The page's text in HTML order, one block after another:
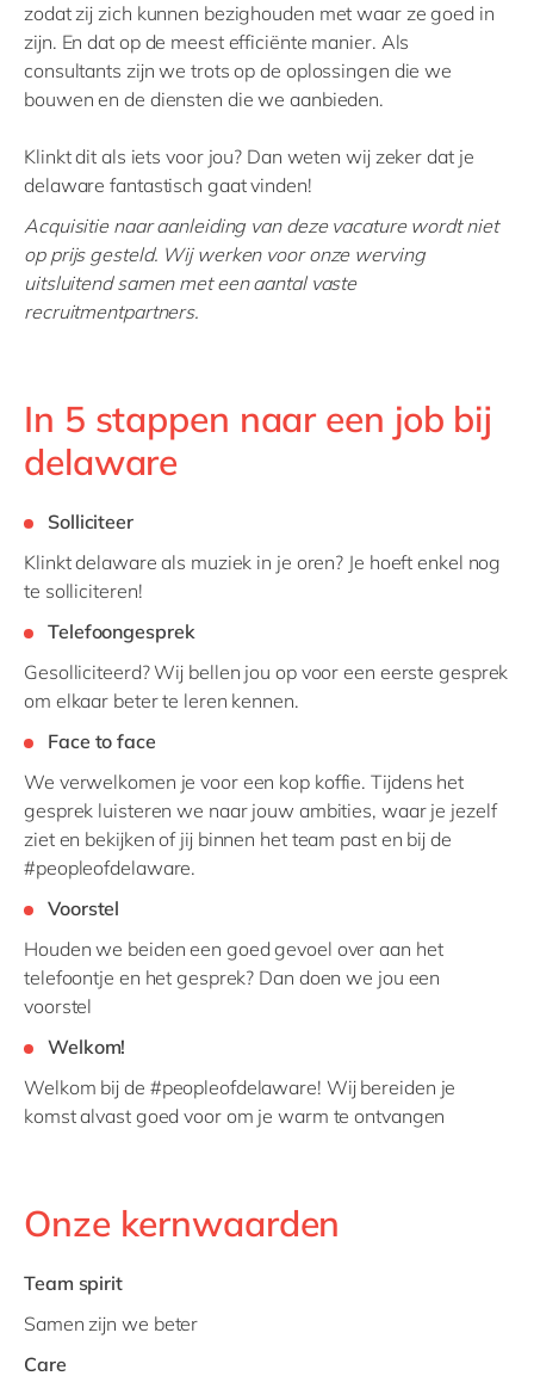
zodat zij zich kunnen bezighouden met waar ze goed in
zijn. En dat op de meest efficiënte manier. Als
consultants zijn we trots op de oplossingen die we
bouwen en de diensten die we aanbieden.
Klinkt dit als iets voor jou? Dan weten wij zeker dat je
delaware fantastisch gaat vinden!
Acquisitie naar aanleiding van deze vacature wordt niet
op prijs gesteld. Wij werken voor onze werving
uitsluitend samen met een aantal vaste
recruitmentpartners.
In 5 stappen naar een job bij
delaware
Solliciteer
Klinkt delaware als muziek in je oren? Je hoeft enkel nog
te solliciteren!
Telefoongesprek
Gesolliciteerd? Wij bellen jou op voor een eerste gesprek
om elkaar beter te leren kennen.
Face to face
We verwelkomen je voor een kop koffie. Tijdens het
gesprek luisteren we naar jouw ambities, waar je jezelf
ziet en bekijken of jij binnen het team past en bij de
#peopleofdelaware.
Voorstel
Houden we beiden een goed gevoel over aan het
telefoontje en het gesprek? Dan doen we jou een
voorstel
Welkom!
Welkom bij de #peopleofdelaware! Wij bereiden je
komst alvast goed voor om je warm te ontvangen
Onze kernwaarden
Team spirit
Samen zijn we beter
Care